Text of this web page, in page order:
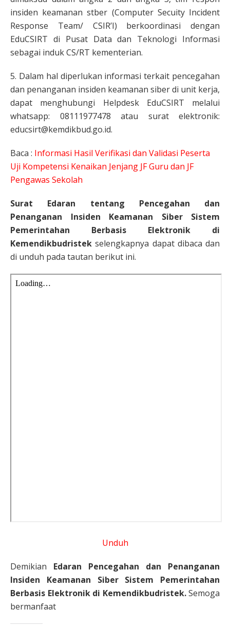
insiden keamanan stber (Computer Secuity Incident
Response Team/ CSIR’I) berkoordinasi dengan
EduCSIRT di Pusat Data dan Teknologi Informasi
sebagai induk CS/RT kementerian.
5. Dalam hal diperlukan informasi terkait pencegahan
dan penanganan insiden keamanan siber di unit kerja,
dapat menghubungi Helpdesk EduCSIRT melalui
whatsapp: 08111977478 atau surat elektronik:
educsirt@kemdikbud.go.id.
Baca : Informasi Hasil Verifikasi dan Validasi Peserta
Uji Kompetensi Kenaikan Jenjang JF Guru dan JF
Pengawas Sekolah
Surat Edaran tentang Pencegahan dan
Penanganan Insiden Keamanan Siber Sistem
Pemerintahan Berbasis Elektronik di
Kemendikbudristekselengkapnya dapat dibaca dan
di unduh pada tautan berikut ini.
Unduh
Demikian Edaran Pencegahan dan Penanganan
Insiden Keamanan Siber Sistem Pemerintahan
Berbasis Elektronik di Kemendikbudristek.Semoga
bermanfaat